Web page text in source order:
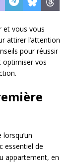
et vous vous
attirer l’attention
pour réussir
optimiser vos
essentiel de
appartement, en